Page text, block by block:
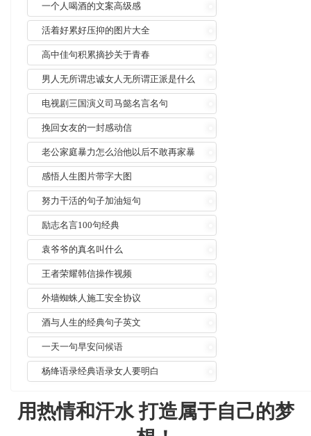
一个人喝酒的文案高级感
活着好累好压抑的图片大全
高中佳句积累摘抄关于青春
男人无所谓忠诚女人无所谓正派是什么
意思
电视剧三国演义司马懿名言名句
挽回女友的一封感动信
老公家庭暴力怎么治他以后不敢再家暴
感悟人生图片带字大图
努力干活的句子加油短句
励志名言100句经典
袁爷爷的真名叫什么
王者荣耀韩信操作视频
外墙蜘蛛人施工安全协议
酒与人生的经典句子英文
一天一句早安问候语
杨绛语录经典语录女人要明白
用热情和汗水 打造属于自己的梦